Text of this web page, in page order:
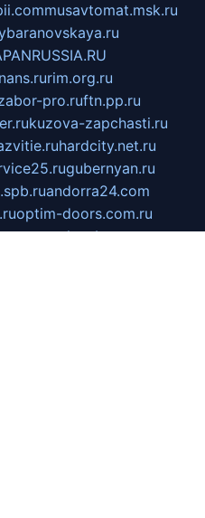
musavtomat.msk.ru
rim.org.ru
pro.ruftn.pp.ru
kuzova-zapchasti.ru
hardcity.net.ru
gubernyan.ru
andorra24.com
optim-doors.com.ru
vremya-ch.spb.ru